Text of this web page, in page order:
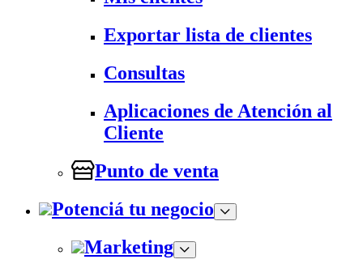
Exportar lista de clientes
Consultas
Aplicaciones de Atención al
Cliente
Punto de venta
Potenciá tu negocio
Marketing